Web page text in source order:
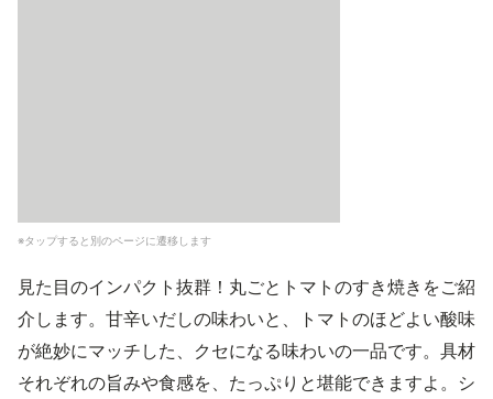
※タップすると別のページに遷移します
見た目のインパクト抜群！丸ごとトマトのすき焼きをご紹
介します。甘辛いだしの味わいと、トマトのほどよい酸味
が絶妙にマッチした、クセになる味わいの一品です。具材
それぞれの旨みや食感を、たっぷりと堪能できますよ。シ